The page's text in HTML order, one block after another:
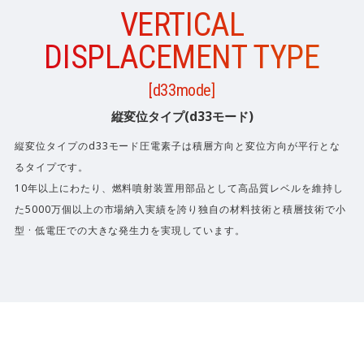
VERTICAL
DISPLACEMENT TYPE
[d33mode]
縦変位タイプ(d33モード)
縦変位タイプのd33モード圧電素子は積層方向と変位方向が平行とな
るタイプです。
10年以上にわたり、燃料噴射装置用部品として高品質レベルを維持し
た5000万個以上の市場納入実績を誇り独自の材料技術と積層技術で小
型 · 低電圧での大きな発生力を実現しています。